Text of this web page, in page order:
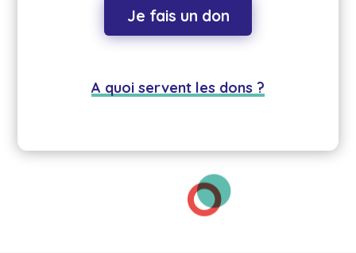
Je fais un don
A quoi servent les dons ?